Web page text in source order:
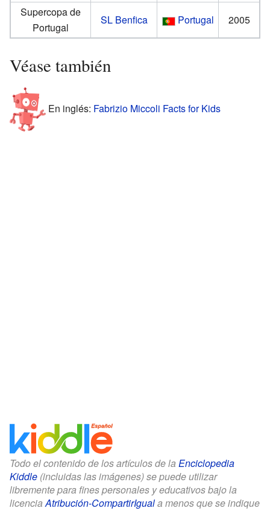
Supercopa de
Portugal
SL Benfica Portugal 2005
Véase también
En inglés: Fabrizio Miccoli Facts for Kids
Todo el contenido de los artículos de la Enciclopedia
Kiddle (incluidas las imágenes) se puede utilizar
libremente para fines personales y educativos bajo la
licenciaAtribución-CompartirIguala menos que se indique